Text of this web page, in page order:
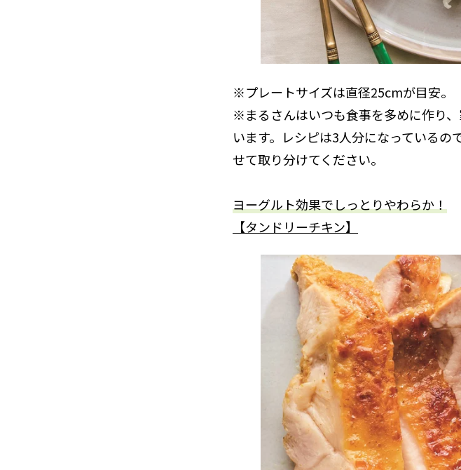
※プレートサイズは直径25cmが目安。
※まるさんはいつも食事を多めに作り
います。レシピは3人分になっている
せて取り分けてください。
ヨーグルト効果でしっとりやわらか！
【タンドリーチキン】